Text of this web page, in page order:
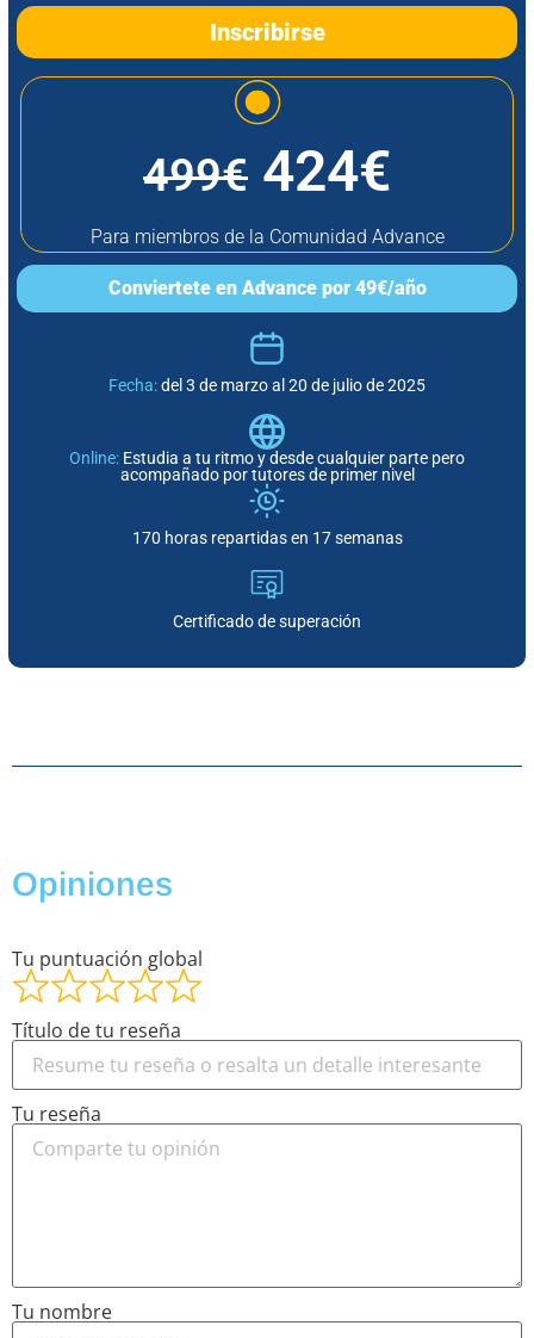
Inscribirse
499€ 424€
Para miembros de la Comunidad Advance
Conviertete en Advance por 49€/año
Fecha:del 3 de marzo al 20 de julio de 2025
Online: Estudia a tu ritmo y desde cualquier parte pero
acompañado por tutores de primer nivel
170 horas repartidas en 17 semanas
Certificado de superación
Opiniones
Tu puntuación global
Título de tu reseña
Tu reseña
Tu nombre